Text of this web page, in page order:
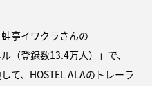
亭イワクラさんの
（登録数13.4万人）」で、
て、HOSTEL ALAのトレーラ